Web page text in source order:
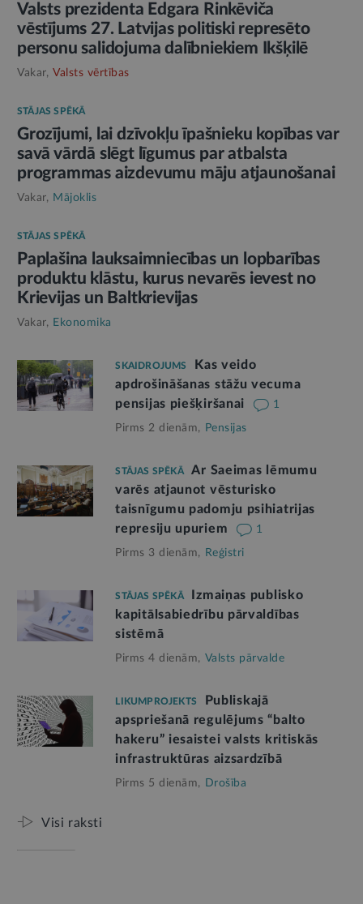
Valsts prezidenta Edgara Rinkēviča
vēstījums 27. Latvijas politiski represēto
personu salidojuma dalībniekiem Ikšķilē
Vakar, Valsts vērtības
STĀJAS SPĒKĀ
Grozījumi, lai dzīvokļu īpašnieku kopības var
savā vārdā slēgt līgumus par atbalsta
programmas aizdevumu māju atjaunošanai
Vakar, Mājoklis
STĀJAS SPĒKĀ
Paplašina lauksaimniecības un lopbarības
produktu klāstu, kurus nevarēs ievest no
Krievijas un Baltkrievijas
Vakar, Ekonomika
SKAIDROJUMS
Kas veido
apdrošināšanas stāžu vecuma
pensijas piešķiršanai
1
Pirms 2 dienām, Pensijas
STĀJAS SPĒKĀ
Ar Saeimas lēmumu
varēs atjaunot vēsturisko
taisnīgumu padomju psihiatrijas
represiju upuriem
1
Pirms 3 dienām, Reģistri
STĀJAS SPĒKĀ
Izmaiņas publisko
kapitālsabiedrību pārvaldības
sistēmā
Pirms 4 dienām, Valsts pārvalde
LIKUMPROJEKTS
Publiskajā
apspriešanā regulējums “balto
hakeru” iesaistei valsts kritiskās
infrastruktūras aizsardzībā
Pirms 5 dienām, Drošība
Visi raksti